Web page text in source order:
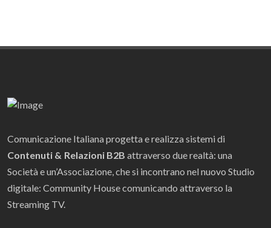
Comunicazione Italiana progetta e realizza sistemi di
Contenuti & Relazioni B2B attraverso due realtà: una
Società e un’Associazione, che si incontrano nel nuovo Studio
digitale: Community House comunicando attraverso la
Streaming TV.